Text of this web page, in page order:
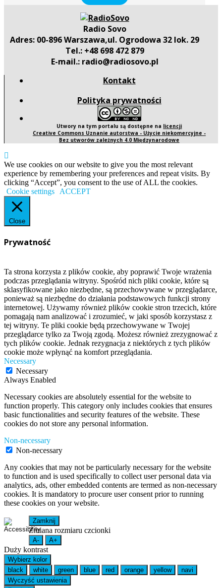
Radio Sovo
Adres: 00-896 Warszawa,ul. Ogrodowa 32 lok. 29
Tel.: +48 698 472 879
E-mail.: radio@radiosovo.pl
Kontakt
Polityka prywatności
Utwory na tym portalu są dostępne na licencji
Creative Commons Uznanie autorstwa - Użycie niekomercyjne -
Bez utworów zależnych 4.0 Międzynarodowe
We use cookies on our website to give you the most relevant
experience by remembering your preferences and repeat visits. By
clicking “Accept”, you consent to the use of ALL the cookies.
Cookie settings
ACCEPT
Close
Prywatność
Ta strona korzysta z plików cookie, aby poprawić Twoje wrażenia
podczas przeglądania witryny. Spośród nich pliki cookie, które są
sklasyfikowane jako niezbędne, są przechowywane w przeglądarce,
ponieważ są niezbędne do działania podstawowych funkcji strony
internetowej. Używamy również plików cookie stron trzecich, które
pomagają nam analizować i zrozumieć, w jaki sposób korzystasz z
tej witryny. Te pliki cookie będą przechowywane w Twojej
przeglądarce tylko za Twoją zgodą. Możesz również zrezygnować z
tych plików cookie. Jednak rezygnacja z niektórych z tych plików
cookie może wpłynąć na komfort przeglądania.
Necessary
Necessary
Always Enabled
Necessary cookies are absolutely essential for the website to
function properly. This category only includes cookies that ensures
basic functionalities and security features of the website. These
cookies do not store any personal information.
Non-necessary
Non-necessary
Any cookies that may not be particularly necessary for the website
to function and is used specifically to collect user personal data via
analytics, ads, other embedded contents are termed as non-necessary
cookies. It is mandatory to procure user consent prior to running
these cookies on your website.
Zamknij
Zmiana rozmiaru czcionki
A- A+
Duży kontrast
Wybierz kolor
black
white green blue red orange yellow
navi
Wyczyść ustawienia